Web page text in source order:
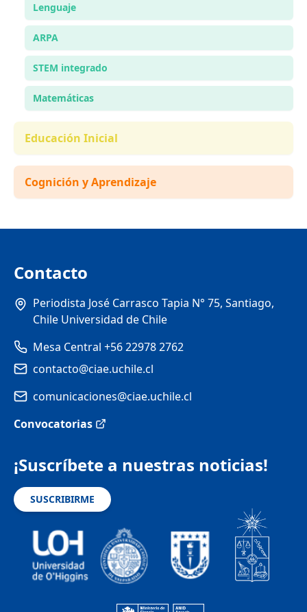
Lenguaje
ARPA
STEM integrado
Matemáticas
Educación Inicial
Cognición y Aprendizaje
Contacto
Periodista José Carrasco Tapia N° 75, Santiago,
Chile Universidad de Chile
Mesa Central +56 22978 2762
contacto@ciae.uchile.cl
comunicaciones@ciae.uchile.cl
Convocatorias
¡Suscríbete a nuestras noticias!
SUSCRIBIRME